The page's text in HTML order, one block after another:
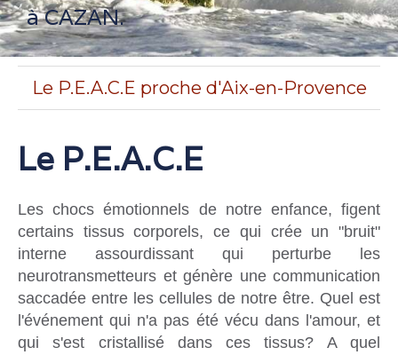
à CAZAN.
Le P.E.A.C.E proche d'Aix-en-Provence
Le P.E.A.C.E
Les chocs émotionnels de notre enfance, figent
certains tissus corporels, ce qui crée un "bruit"
interne assourdissant qui perturbe les
neurotransmetteurs et génère une communication
saccadée entre les cellules de notre être. Quel est
l'événement qui n'a pas été vécu dans l'amour, et
qui s'est cristallisé dans ces tissus? A quel